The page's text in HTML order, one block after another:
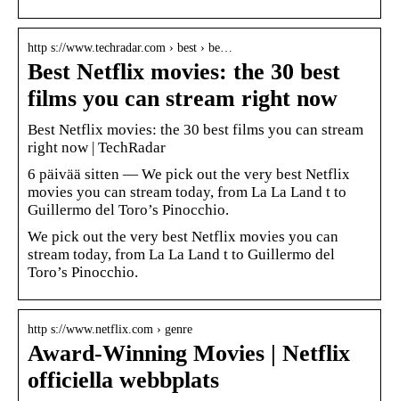
http s://www.techradar.com › best › be…
Best Netflix movies: the 30 best
films you can stream right now
Best Netflix movies: the 30 best films you can stream
right now | TechRadar
6 päivää sitten — We pick out the very best Netflix
movies you can stream today, from La La Land t to
Guillermo del Toro’s Pinocchio.
We pick out the very best Netflix movies you can
stream today, from La La Land t to Guillermo del
Toro’s Pinocchio.
http s://www.netflix.com › genre
Award-Winning Movies | Netflix
officiella webbplats